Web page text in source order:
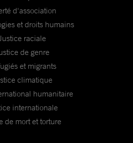
d'association
et droits humains
raciale
de genre
et migrants
climatique
humanitaire
internationale
de mort et torture